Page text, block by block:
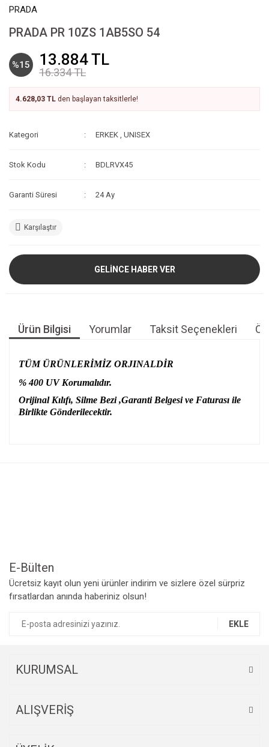
PRADA
PRADA PR 10ZS 1AB5SO 54
%15 13.884 TL
16.334 TL
4.628,03 TL den başlayan taksitlerle!
Kategori ERKEK ,UNISEX
Stok Kodu BDLRVX45
Garanti Süresi 24 Ay
Karşılaştır
GELİNCE HABER VER
Ürün Bilgisi Yorumlar Taksit Seçenekleri
TÜM ÜRÜNLERİMİZ ORJINALDİR
% 400 UV Korumalıdır.
Orijinal Kılıfı, Silme Bezi ,Garanti Belgesi ve Faturası ile
Birlikte Gönderilecektir.
E-Bülten
Ücretsiz kayıt olun yeni ürünler indirim ve sizlere özel sürpriz
fırsatlardan anında haberiniz olsun!
EKLE
KURUMSAL
ALIŞVERİŞ